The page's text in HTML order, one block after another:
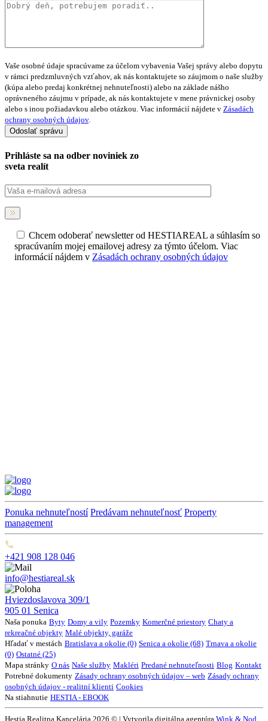
Vaše osobné údaje spracúvame za účelom vybavenia Vašej správy alebo dopytu
v rámci predzmluvných vzťahov, ak nás kontaktujete so záujmom o naše služby
(kúpa alebo predaj konkrétnej nehnuteľnosti) alebo na základe nášho
oprávneného záujmu v prípade, ak nás kontaktujete v mene právnickej osoby
alebo s inou požiadavkou alebo otázkou. Viac informácií nájdete v Zásadách
ochrany osobných údajov.
Prihláste sa na odber noviniek zo
sveta realít
Chcem odoberať newsletter od HESTIAREAL a súhlasím so
spracúvaním mojej emailovej adresy za týmto účelom. Viac
informácií nájdem v Zásadách ochrany osobných údajov
Ponuka nehnuteľností Predávam nehnuteľnosť Property
management
+421 908 128 046
info@hestiareal.sk
Hviezdoslavova 309/1
905 01 Senica
Naša ponuka Byty Domy a vily Pozemky Komerčné priestory Chaty a
rekreačné objekty Malé objekty, garáže
Hľadať v mestách Bratislava a okolie (0) Senica a okolie (68) Trnava a okolie
(0) Ostatné (25)
Mapa stránky O nás Naše služby Makléri Predané nehnuteľnosti Blog Kontakt
Potrebné dokumenty Zásady ochrany osobných údajov – web Zásady ochrany
osobných údajov - realitní klienti Cookies
Na stiahnutie HESTIA - EBOOK
Hestia Realitna Kancelária 2026 © | Vytvorila digitálna agentúra Wink & Nod